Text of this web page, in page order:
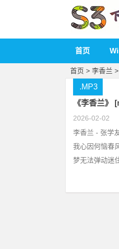
首页
首页 > 李香兰
《李香兰》
2026-02-02
.MP3
李香兰 - 张学
我心因何恼春
梦无法弹动迷